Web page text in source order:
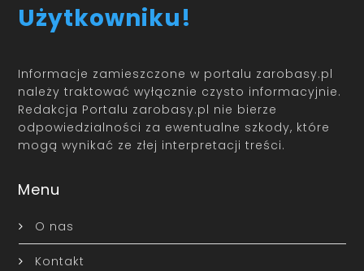
Użytkowniku!
Informacje zamieszczone w portalu zarobasy.pl
należy traktować wyłącznie czysto informacyjnie.
Redakcja Portalu zarobasy.pl nie bierze
odpowiedzialności za ewentualne szkody, które
mogą wynikać ze złej interpretacji treści.
Menu
O nas
Kontakt